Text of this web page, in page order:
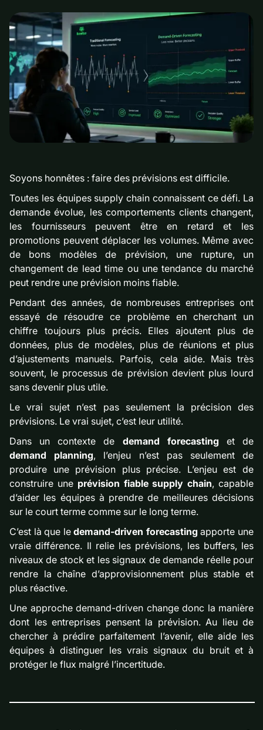
Soyons honnêtes : faire des prévisions est difficile.
Toutes les équipes supply chain connaissent ce défi. La
demande évolue, les comportements clients changent,
les fournisseurs peuvent être en retard et les
promotions peuvent déplacer les volumes. Même avec
de bons modèles de prévision, une rupture, un
changement de lead time ou une tendance du marché
peut rendre une prévision moins fiable.
Pendant des années, de nombreuses entreprises ont
essayé de résoudre ce problème en cherchant un
chiffre toujours plus précis. Elles ajoutent plus de
données, plus de modèles, plus de réunions et plus
d’ajustements manuels. Parfois, cela aide. Mais très
souvent, le processus de prévision devient plus lourd
sans devenir plus utile.
Le vrai sujet n’est pas seulement la précision des
prévisions. Le vrai sujet, c’est leur utilité.
Dans un contexte de demand forecasting et de
demand planning, l’enjeu n’est pas seulement de
produire une prévision plus précise. L’enjeu est de
construire une prévision fiable supply chain, capable
d’aider les équipes à prendre de meilleures décisions
sur le court terme comme sur le long terme.
C’est là que ledemand-driven forecasting apporte une
vraie différence. Il relie les prévisions, les buffers, les
niveaux de stock et les signaux de demande réelle pour
rendre la chaîne d’approvisionnement plus stable et
plus réactive.
Une approche demand-driven change donc la manière
dont les entreprises pensent la prévision. Au lieu de
chercher à prédire parfaitement l’avenir, elle aide les
équipes à distinguer les vrais signaux du bruit et à
protéger le flux malgré l’incertitude.